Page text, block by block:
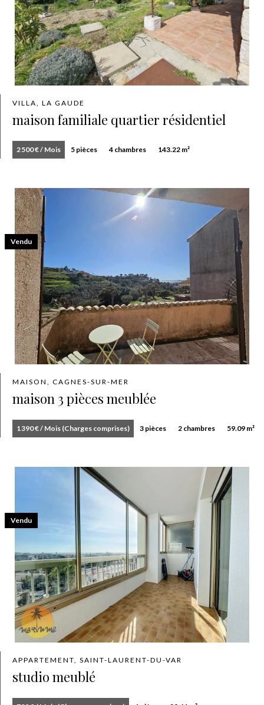
VILLA, LA GAUDE
maison familiale quartier résidentiel
2 500 € / Mois 5 pièces 4 chambres 143.22 m²
MAISON, CAGNES-SUR-MER
maison 3 pièces meublée
1 390 € / Mois (Charges comprises) 3 pièces 2 chambres 59.09 m²
Vendu
APPARTEMENT, SAINT-LAURENT-DU-VAR
studio meublé
Vendu